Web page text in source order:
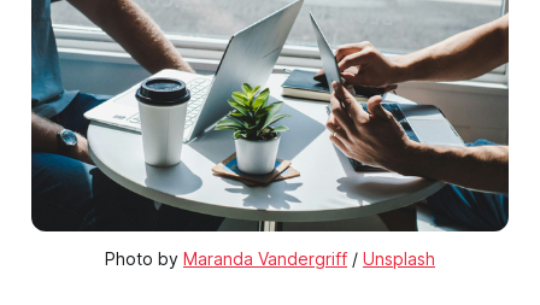
Photo by Maranda Vandergriff / Unsplash